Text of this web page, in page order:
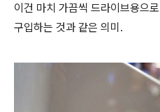
이건 마치 가끔씩 드라이브용으
구입하는 것과 같은 의미.